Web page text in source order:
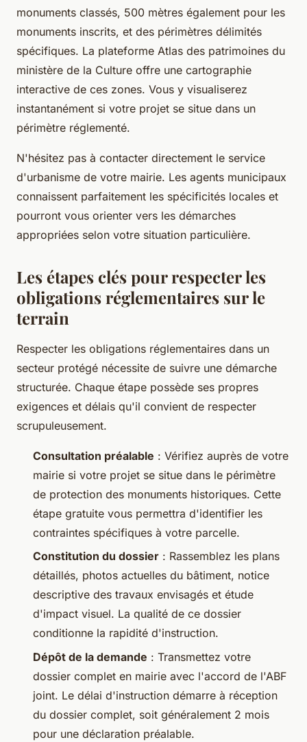
monuments classés, 500 mètres également pour les
monuments inscrits, et des périmètres délimités
spécifiques. La plateforme Atlas des patrimoines du
ministère de la Culture offre une cartographie
interactive de ces zones. Vous y visualiserez
instantanément si votre projet se situe dans un
périmètre réglementé.
N'hésitez pas à contacter directement le service
d'urbanisme de votre mairie. Les agents municipaux
connaissent parfaitement les spécificités locales et
pourront vous orienter vers les démarches
appropriées selon votre situation particulière.
Les étapes clés pour respecter les
obligations réglementaires sur le
terrain
Respecter les obligations réglementaires dans un
secteur protégé nécessite de suivre une démarche
structurée. Chaque étape possède ses propres
exigences et délais qu'il convient de respecter
scrupuleusement.
Consultation préalable : Vérifiez auprès de votre
mairie si votre projet se situe dans le périmètre
de protection des monuments historiques. Cette
étape gratuite vous permettra d'identifier les
contraintes spécifiques à votre parcelle.
Constitution du dossier : Rassemblez les plans
détaillés, photos actuelles du bâtiment, notice
descriptive des travaux envisagés et étude
d'impact visuel. La qualité de ce dossier
conditionne la rapidité d'instruction.
Dépôt de la demande : Transmettez votre
dossier complet en mairie avec l'accord de l'ABF
joint. Le délai d'instruction démarre à réception
du dossier complet, soit généralement 2 mois
pour une déclaration préalable.